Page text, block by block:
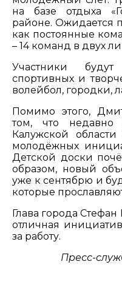
на базе отдыха
районе. Ожидается
как постоянные
– 14 команд в двух
Участники
спортивных и
волейбол, городки,
Помимо этого,
том, что недавно
Калужской
молодёжных
Детской доски
образом, новый
уже к сентябрю и
которые
Глава города
отличная
за работу.
Пресс-